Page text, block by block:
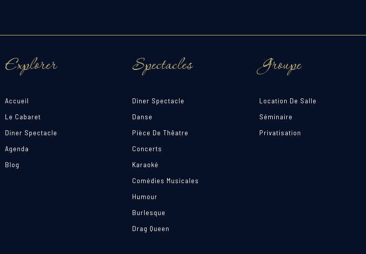
Explorer
Accueil
Le Cabaret
Diner Spectacle
Agenda
Blog
Spectacles
Diner Spectacle
Danse
Pièce De Thêatre
Concerts
Karaoké
Comédies Musicales
Humour
Burlesque
Drag Queen
Groupe
Location De Salle
Séminaire
Privatisation